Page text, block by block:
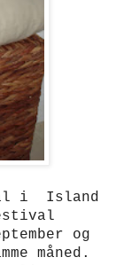
i Island
og
måned.